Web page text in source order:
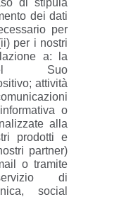
di stipula
dei dati
per
per i nostri
a: la
Suo
attività
o
alla
prodotti e
partner)
o tramite
di
social